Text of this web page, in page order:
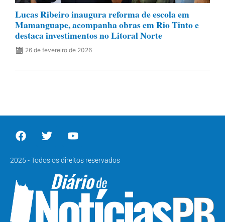
Lucas Ribeiro inaugura reforma de escola em
Mamanguape, acompanha obras em Rio Tinto e
destaca investimentos no Litoral Norte
26 de fevereiro de 2026
2025 - Todos os direitos reservados